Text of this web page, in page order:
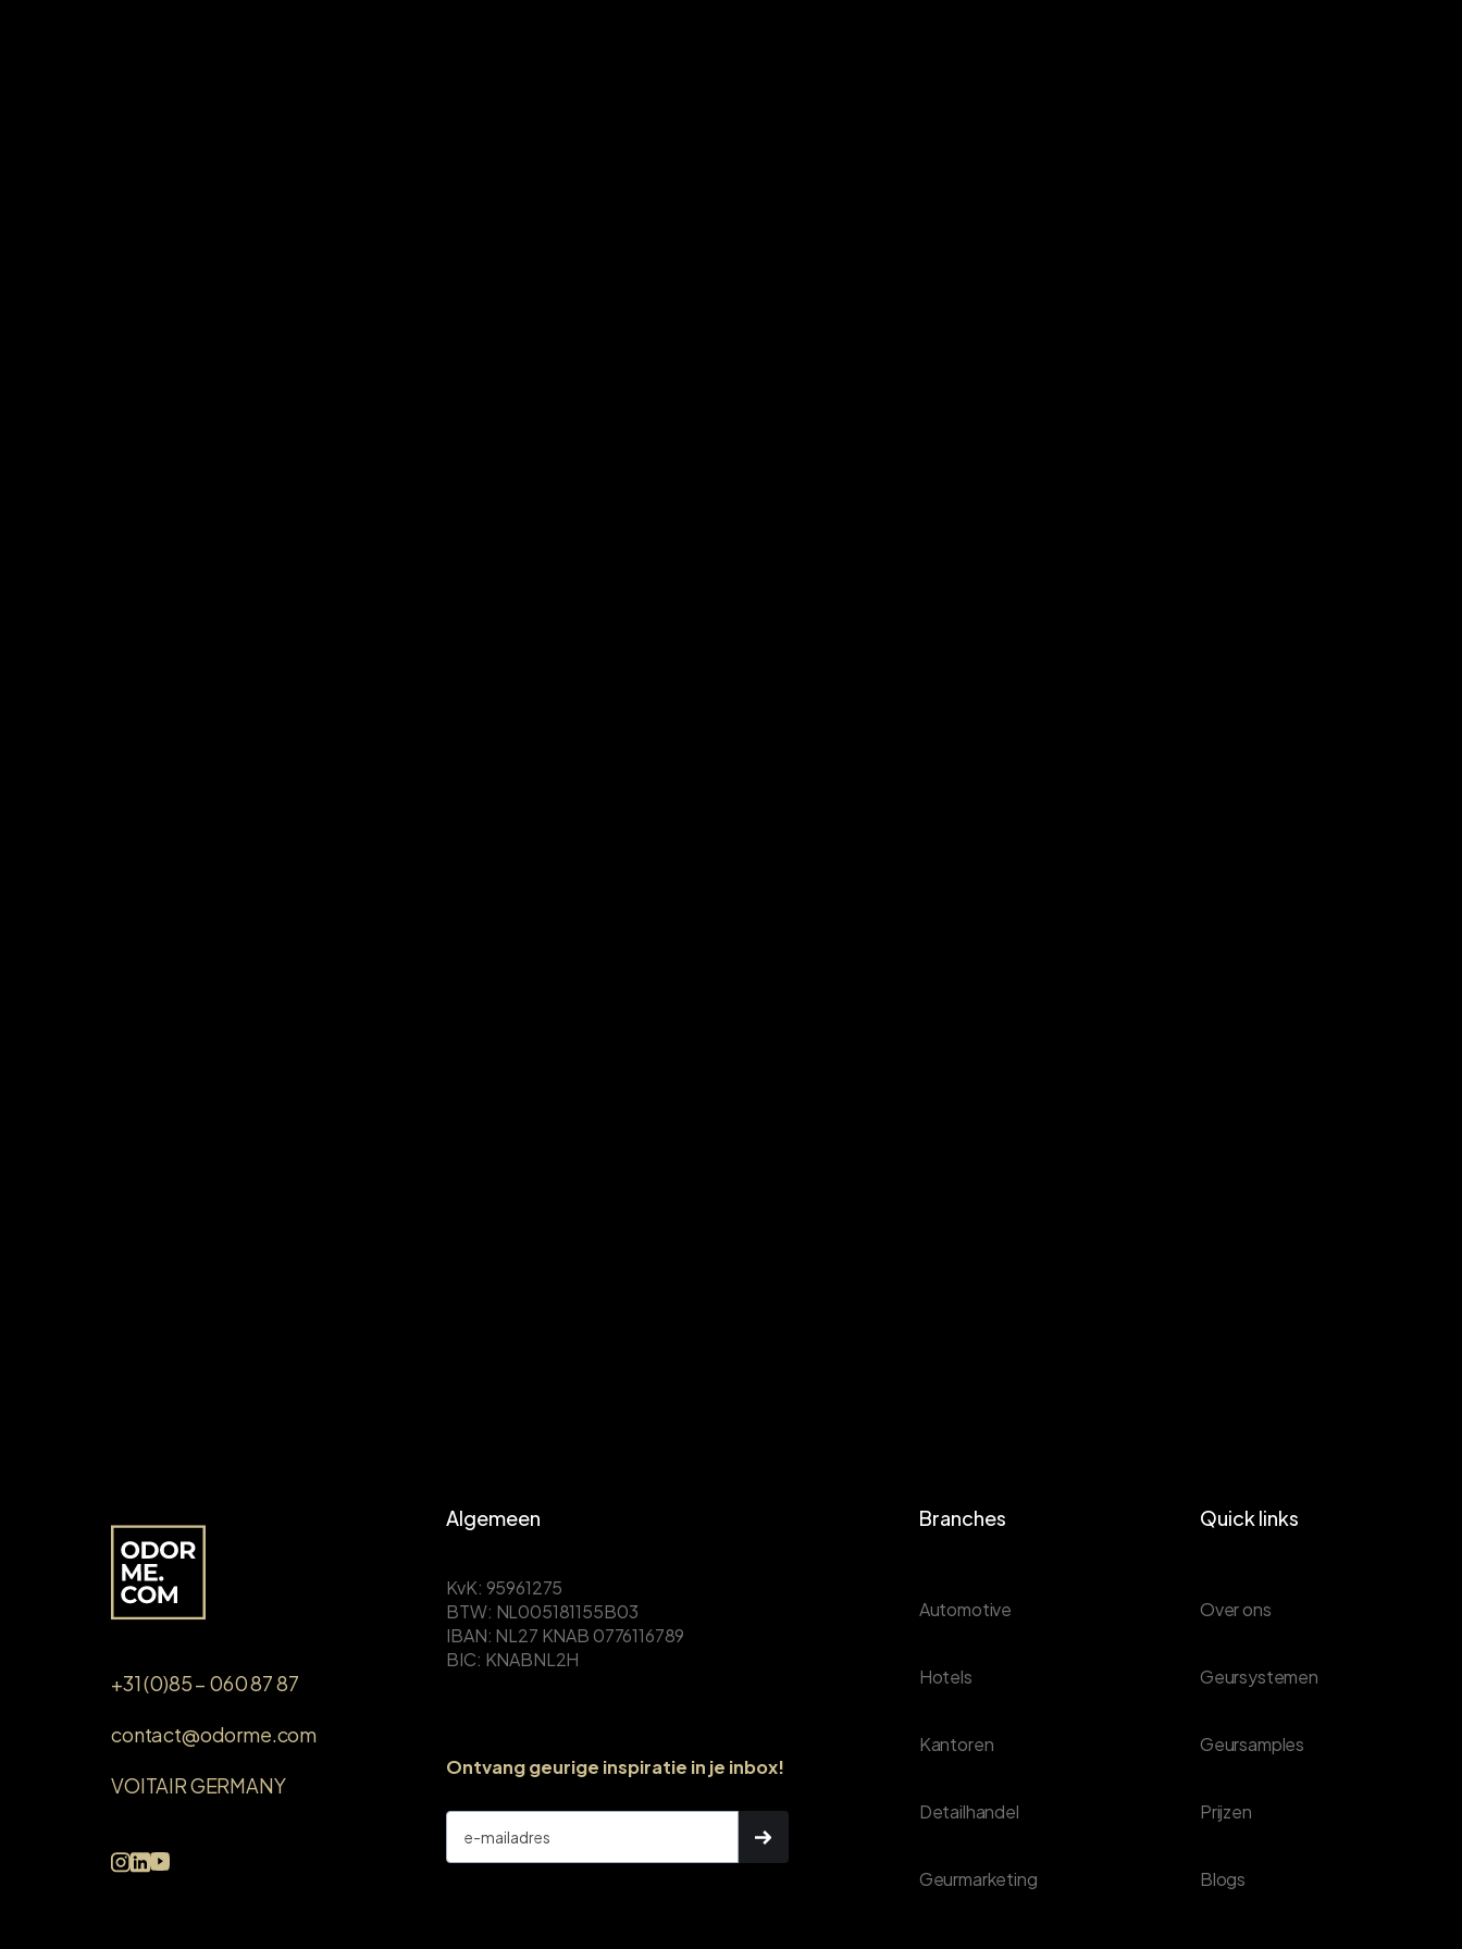
+31 (0)85 – 060 87 87
contact@odorme.com
VOITAIR GERMANY
Algemeen
KvK: 95961275
BTW: NL005181155B03
IBAN: NL27 KNAB 0776116789
BIC: KNABNL2H
Ontvang geurige inspiratie in je inbox!
Branches
Automotive
Hotels
Kantoren
Detailhandel
Geurmarketing
Quick links
Over ons
Geursystemen
Geursamples
Prijzen
Blogs